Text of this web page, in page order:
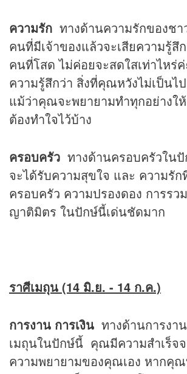
ความรัก ทางด้านความรักของช
คนที่มีเจ้าของแล้วจะเสียความรู้
คนที่โสด ไม่ค่อยจะสดใสเท่าไหร่
ความรู้สึกว่า สิ่งที่คุณหวังไม่เป็นไ
แม้ว่าคุณจะพยายามทำทุกอย่างใ
ต้องทำใจไว้บ้าง
ครอบครัว ทางด้านครอบครัวใน
จะได้รับความสุขใจ และ ความรั
ครอบครัว ความปรองดอง การรว
ญาติมิตร ในปักษ์นี้เด่นชัดมาก
ราศีเมถุน (14 มิ.ย. - 14 ก.ค.)
การงาน การเงิน ทางด้านการงา
เมถุนในปักษ์นี้ คุณมีความสำเร็จ
ความพยายามของคุณเอง หากคุ